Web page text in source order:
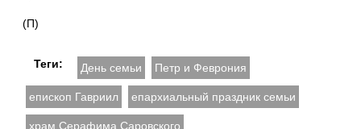
(П)
Теги: День семьи Петр и Феврония
епископ Гавриил епархиальный праздник семьи
храм Серафима Саровского